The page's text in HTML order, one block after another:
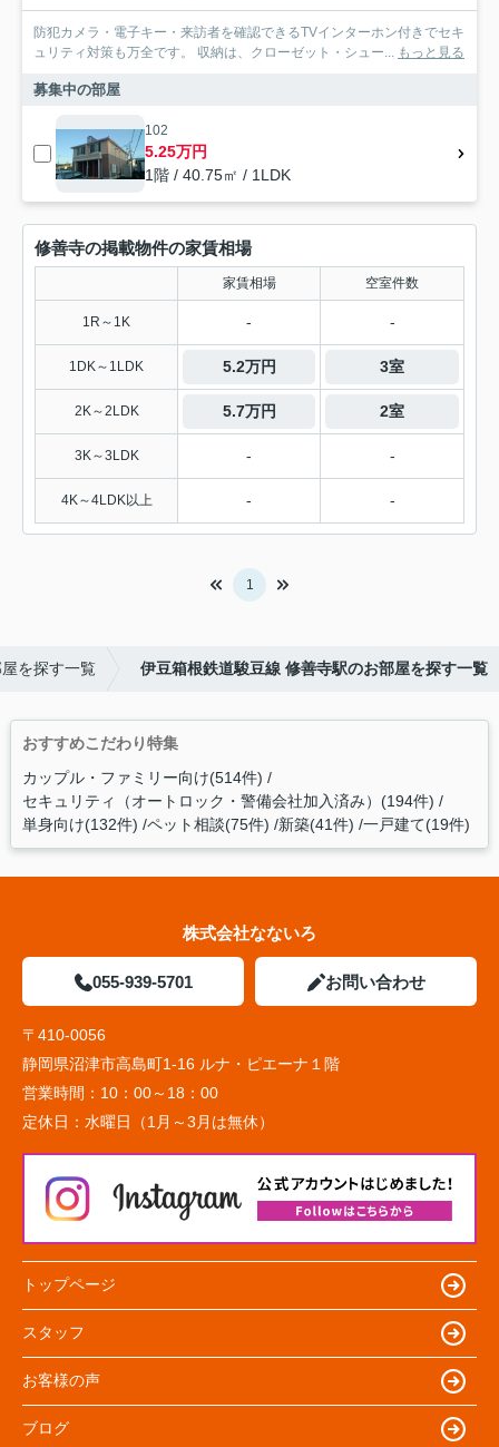
防犯カメラ・電子キー・来訪者を確認できるTVインターホン付きでセキ
ュリティ対策も万全です。 収納は、クローゼット・シュー... もっと見る
募集中の部屋
102
5.25万円
1階 / 40.75㎡ / 1LDK
修善寺の掲載物件の家賃相場
家賃相場 空室件数
1R～1K - -
1DK～1LDK 5.2万円 3室
2K～2LDK 5.7万円 2室
3K～3LDK - -
4K～4LDK以上 - -
1
を探す一覧 伊豆箱根鉄道駿豆線 修善寺駅のお部屋を探す一覧
おすすめこだわり特集
カップル・ファミリー向け(514件)
セキュリティ（オートロック・警備会社加入済み）(194件)
単身向け(132件) ペット相談(75件) 新築(41件) 一戸建て(19件)
株式会社なないろ
055-939-5701 お問い合わせ
〒410-0056
静岡県沼津市高島町1-16 ルナ・ピエーナ１階
営業時間： 10：00～18：00
定休日： 水曜日（1月～3月は無休）
トップページ
スタッフ
お客様の声
ブログ